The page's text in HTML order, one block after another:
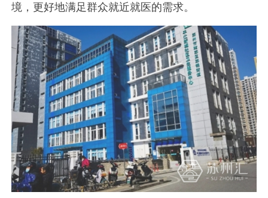
境，更好地满足群众就近就医的需求。